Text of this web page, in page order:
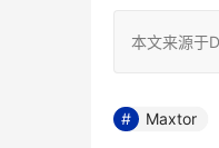
本文来源于
Maxtor